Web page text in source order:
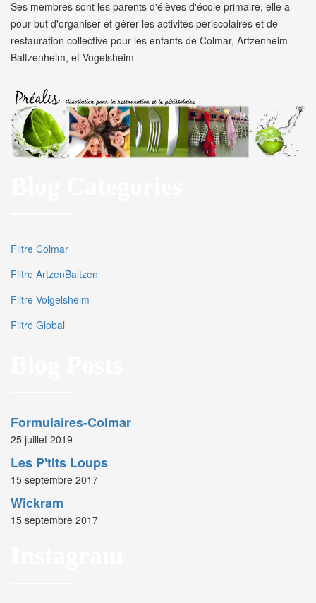
Ses membres sont les parents d'élèves d'école primaire, elle a
pour but d'organiser et gérer les activités périscolaires et de
restauration collective pour les enfants de Colmar, Artzenheim-
Baltzenheim, et Vogelsheim
Filtre Colmar
Filtre ArtzenBaltzen
Filtre Volgelsheim
Filtre Global
Formulaires-Colmar
25 juillet 2019
Les P'tits Loups
15 septembre 2017
Wickram
15 septembre 2017